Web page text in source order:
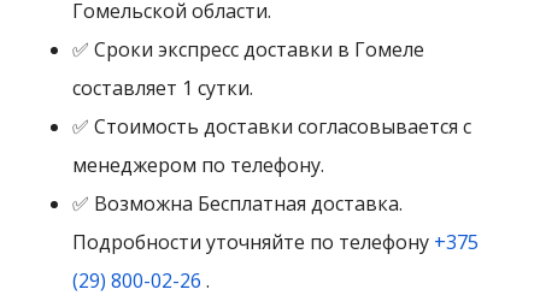
Гомельской области.
✅ Сроки экспресс доставки в Гомеле
составляет 1 сутки.
✅ Стоимость доставки согласовывается с
менеджером по телефону.
✅ Возможна Бесплатная доставка.
Подробности уточняйте по телефону +375
(29) 800-02-26 .